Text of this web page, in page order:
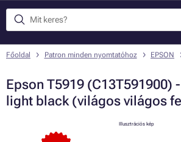
Főoldal Patron minden nyomtatóhoz EPSON
Epson T5919 (C13T591900)
light black (világos világos
Illusztrációs kép